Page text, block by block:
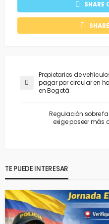
SHARE
Propietarios de
pagar por circular en
en Bogotá
Regulación sobre
exige poseer más
TE PUEDE INTERESAR